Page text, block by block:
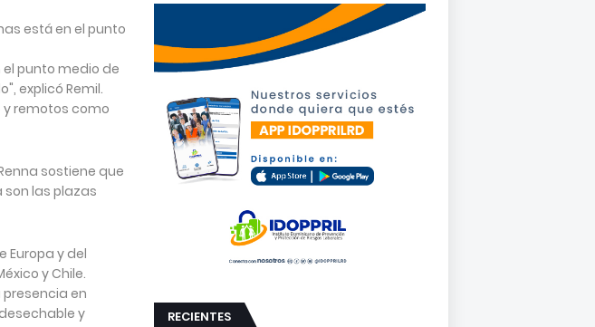
está en el punto
punto medio de
explicó Remil.
y remotos como
sostiene que
son las plazas
Europa y del
y Chile.
en
y
RECIENTES